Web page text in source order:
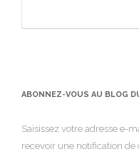
ABONNEZ-VOUS AU BLOG
Saisissez votre adresse e-
recevoir une notification de